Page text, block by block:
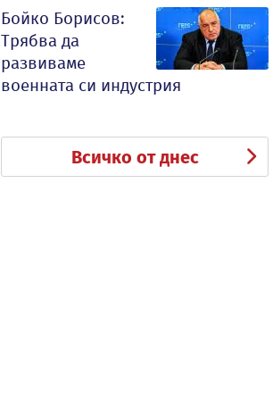
Бойко Борисов:
Трябва да
развиваме
военната си индустрия
Всичко от днес